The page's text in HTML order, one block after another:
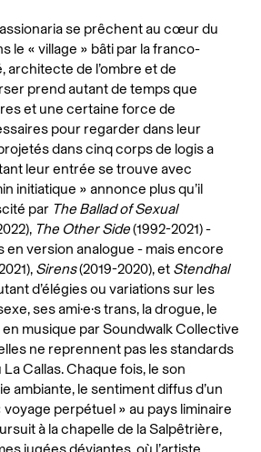
se prêchent au cœur du
le «village » bâti par la franco-
architecte de l’ombre et de
prend autant de temps que
et une certaine force de
pour regarder dans leur
dans cinq corps de logis a
leur entrée se trouve avec
initiatique » annonce plus qu’il
par The Ballad of Sexual
The Other Side(1992-2021) -
version analogue - mais encore
Sirens(2019-2020), etStendhal
d’élégies ou variations sur les
ses ami·e·s trans, la drogue, le
musique parSoundwalk Collective
ne reprennent pas les standards
Callas. Chaque fois, le son
ambiante, le sentiment diffus d’un
voyage perpétuel» au pays liminaire
àla chapelle de la Salpêtrière,